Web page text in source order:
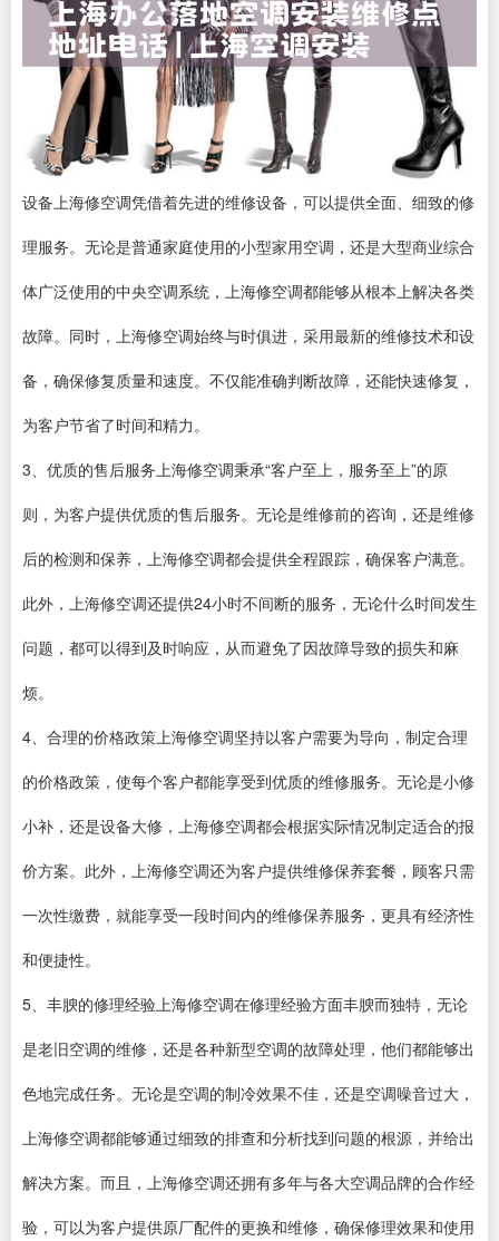
设备上海修空调凭借着先进的维修设备，可以提供全面、细致的修
理服务。无论是普通家庭使用的小型家用空调，还是大型商业综合
体广泛使用的中央空调系统，上海修空调都能够从根本上解决各类
故障。同时，上海修空调始终与时俱进，采用最新的维修技术和设
备，确保修复质量和速度。不仅能准确判断故障，还能快速修复，
为客户节省了时间和精力。
3、优质的售后服务上海修空调秉承“客户至上，服务至上”的原
则，为客户提供优质的售后服务。无论是维修前的咨询，还是维修
后的检测和保养，上海修空调都会提供全程跟踪，确保客户满意。
此外，上海修空调还提供24小时不间断的服务，无论什么时间发生
问题，都可以得到及时响应，从而避免了因故障导致的损失和麻
烦。
4、合理的价格政策上海修空调坚持以客户需要为导向，制定合理
的价格政策，使每个客户都能享受到优质的维修服务。无论是小修
小补，还是设备大修，上海修空调都会根据实际情况制定适合的报
价方案。此外，上海修空调还为客户提供维修保养套餐，顾客只需
一次性缴费，就能享受一段时间内的维修保养服务，更具有经济性
和便捷性。
5、丰腴的修理经验上海修空调在修理经验方面丰腴而独特，无论
是老旧空调的维修，还是各种新型空调的故障处理，他们都能够出
色地完成任务。无论是空调的制冷效果不佳，还是空调噪音过大，
上海修空调都能够通过细致的排查和分析找到问题的根源，并给出
解决方案。而且，上海修空调还拥有多年与各大空调品牌的合作经
验，可以为客户提供原厂配件的更换和维修，确保修理效果和使用